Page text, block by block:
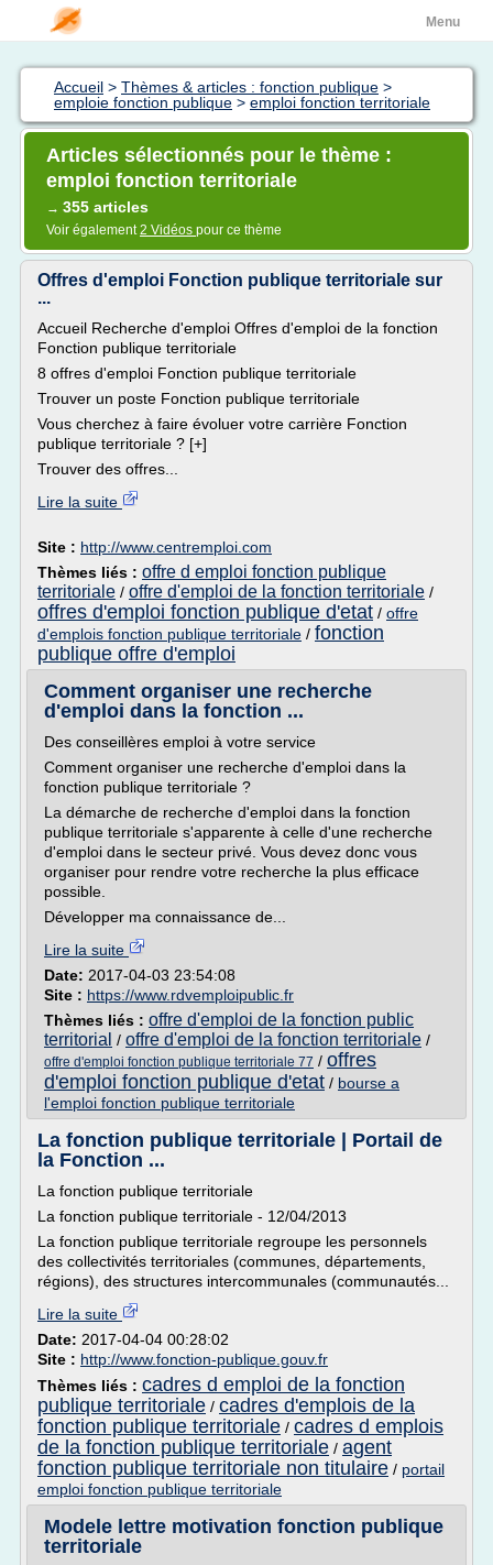
Menu
Accueil > Thèmes & articles : fonction publique >
emploie fonction publique > emploi fonction territoriale
Articles sélectionnés pour le thème :
emploi fonction territoriale
→ 355 articles
Voir également2 Vidéos pour ce thème
Offres d'emploi Fonction publique territoriale sur
...
Accueil Recherche d'emploi Offres d'emploi de la fonction
Fonction publique territoriale
8 offres d'emploi Fonction publique territoriale
Trouver un poste Fonction publique territoriale
Vous cherchez à faire évoluer votre carrière Fonction
publique territoriale ? [+]
Trouver des offres...
Lire la suite
Site : http://www.centremploi.com
Thèmes liés : offre d emploi fonction publique
territoriale / offre d'emploi de la fonction territoriale /
offres d'emploi fonction publique d'etat / offre
d'emplois fonction publique territoriale / fonction
publique offre d'emploi
Comment organiser une recherche
d'emploi dans la fonction ...
Des conseillères emploi à votre service
Comment organiser une recherche d'emploi dans la
fonction publique territoriale ?
La démarche de recherche d'emploi dans la fonction
publique territoriale s'apparente à celle d'une recherche
d'emploi dans le secteur privé. Vous devez donc vous
organiser pour rendre votre recherche la plus efficace
possible.
Développer ma connaissance de...
Lire la suite
Date: 2017-04-03 23:54:08
Site : https://www.rdvemploipublic.fr
Thèmes liés : offre d'emploi de la fonction public
territorial / offre d'emploi de la fonction territoriale /
offre d'emploi fonction publique territoriale 77 / offres
d'emploi fonction publique d'etat / bourse a
l'emploi fonction publique territoriale
La fonction publique territoriale | Portail de
la Fonction ...
La fonction publique territoriale
La fonction publique territoriale - 12/04/2013
La fonction publique territoriale regroupe les personnels
des collectivités territoriales (communes, départements,
régions), des structures intercommunales (communautés...
Lire la suite
Date: 2017-04-04 00:28:02
Site : http://www.fonction-publique.gouv.fr
Thèmes liés : cadres d emploi de la fonction
publique territoriale / cadres d'emplois de la
fonction publique territoriale / cadres d emplois
de la fonction publique territoriale / agent
fonction publique territoriale non titulaire / portail
emploi fonction publique territoriale
Modele lettre motivation fonction publique
territoriale